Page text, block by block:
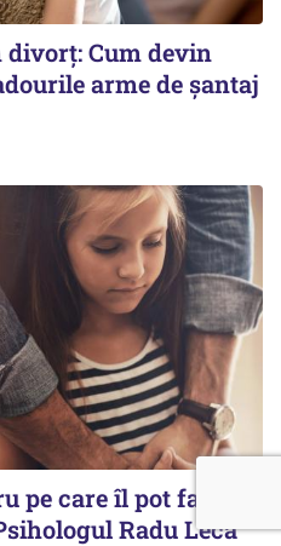
divorț: Cum devin
arme de șantaj
pe care îl pot face
Radu Leca